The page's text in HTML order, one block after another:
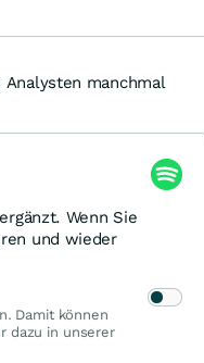
manchmal
Wenn Sie
und wieder
Damit können
dazu in unserer